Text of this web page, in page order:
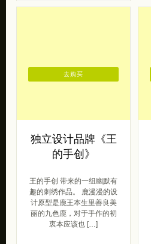
独立设计品牌《王
的手创》
计原型是鹿王本生里善良美
丽的九色鹿，对于手作的初
衷本应该也 […]
仙女范
2018/04/10
去购买